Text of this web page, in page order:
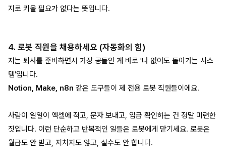
지로 키울 필요가 없다는 뜻입니다.
4. 로봇 직원을 채용하세요 (자동화의 힘)
저는 퇴사를 준비하면서 가장 공들인 게 바로 '나 없어도 돌아가는 시스
템'입니다.
Notion, Make, n8n 같은 도구들이 제 전용 로봇 직원들이에요.
사람이 일일이 엑셀에 적고, 문자 보내고, 입금 확인하는 건 정말 미련한
짓입니다. 이런 단순하고 반복적인 일들은 로봇에게 맡기세요. 로봇은
월급도 안 받고, 지치지도 않고, 실수도 안 합니다.